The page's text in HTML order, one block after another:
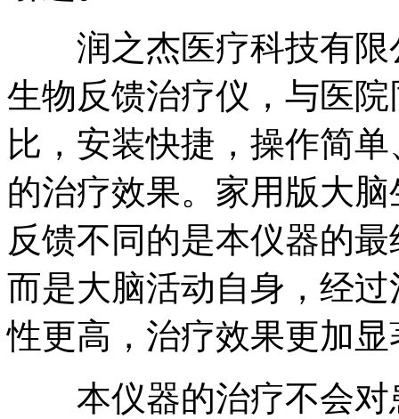
润之杰医疗科技有限
生物反馈治疗仪，与医
比，安装快捷，操作简
的治疗效果。家用版大
反馈不同的是本仪器的
而是大脑活动自身，经
性更高，治疗效果更加显
本仪器的治疗不会对